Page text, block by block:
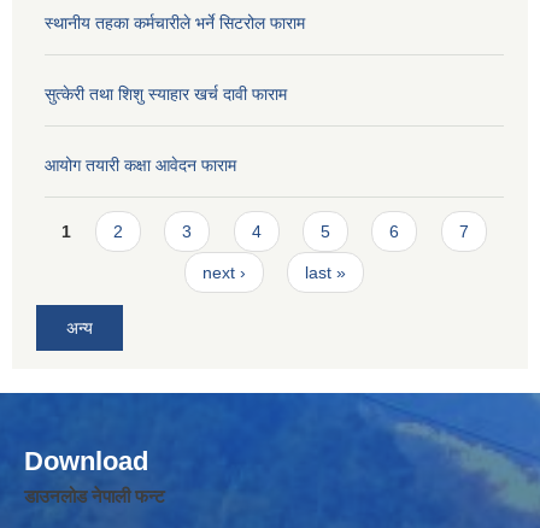
स्थानीय तहका कर्मचारीले भर्ने सिटरोल फाराम
सुत्केरी तथा शिशु स्याहार खर्च दावी फाराम
आयोग तयारी कक्षा आवेदन फाराम
Pages
1 2 3 4 5 6 7
next › last »
अन्य
Download
डाउनलोड नेपाली फन्ट